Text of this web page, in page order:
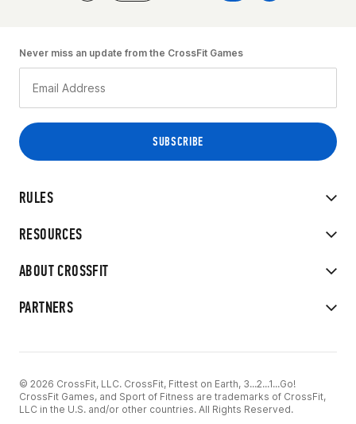
RULES
RESOURCES
ABOUT CROSSFIT
PARTNERS
Never miss an update from the CrossFit Games
© 2026 CrossFit, LLC. CrossFit, Fittest on Earth, 3...2...1...Go!
CrossFit Games, and Sport of Fitness are trademarks of CrossFit,
LLC in the U.S. and/or other countries. All Rights Reserved.